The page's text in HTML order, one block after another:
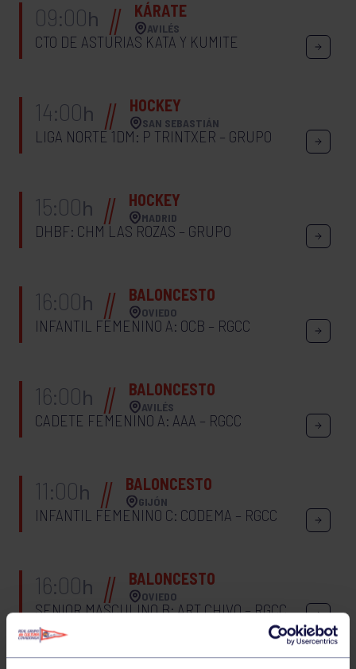
09:00h KÁRATE
AVILÉS
CTO DE ASTURIAS KATA Y KUMITE
14:00h HOCKEY
SAN SEBASTIÁN
LIGA NORTE 1DM: P TRINTXER – GRUPO
15:00h HOCKEY
MADRID
DHBF: CHM LAS ROZAS – GRUPO
16:00h BALONCESTO
OVIEDO
INFANTIL FEMENINO A: OCB – RGCC
16:00h BALONCESTO
AVILÉS
CADETE FEMENINO A: AAA – RGCC
11:00h BALONCESTO
GIJÓN
INFANTIL FEMENINO C: CODEMA – RGCC
16:00h BALONCESTO
OVIEDO
SENIOR MASCULINO B: ART CHIVO – RGCC